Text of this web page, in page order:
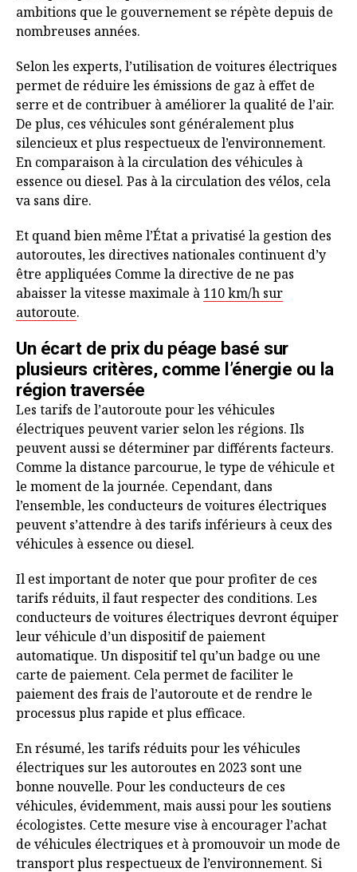
ambitions que le gouvernement se répète depuis de
nombreuses années.
Selon les experts, l’utilisation de voitures électriques
permet de réduire les émissions de gaz à effet de
serre et de contribuer à améliorer la qualité de l’air.
De plus, ces véhicules sont généralement plus
silencieux et plus respectueux de l’environnement.
En comparaison à la circulation des véhicules à
essence ou diesel. Pas à la circulation des vélos, cela
va sans dire.
Et quand bien même l’État a privatisé la gestion des
autoroutes, les directives nationales continuent d’y
être appliquées Comme la directive de ne pas
abaisser la vitesse maximale à 110 km/h sur
autoroute.
Un écart de prix du péage basé sur
plusieurs critères, comme l’énergie ou la
région traversée
Les tarifs de l’autoroute pour les véhicules
électriques peuvent varier selon les régions. Ils
peuvent aussi se déterminer par différents facteurs.
Comme la distance parcourue, le type de véhicule et
le moment de la journée. Cependant, dans
l’ensemble, les conducteurs de voitures électriques
peuvent s’attendre à des tarifs inférieurs à ceux des
véhicules à essence ou diesel.
Il est important de noter que pour profiter de ces
tarifs réduits, il faut respecter des conditions. Les
conducteurs de voitures électriques devront équiper
leur véhicule d’un dispositif de paiement
automatique. Un dispositif tel qu’un badge ou une
carte de paiement. Cela permet de faciliter le
paiement des frais de l’autoroute et de rendre le
processus plus rapide et plus efficace.
En résumé, les tarifs réduits pour les véhicules
électriques sur les autoroutes en 2023 sont une
bonne nouvelle. Pour les conducteurs de ces
véhicules, évidemment, mais aussi pour les soutiens
écologistes. Cette mesure vise à encourager l’achat
de véhicules électriques et à promouvoir un mode de
transport plus respectueux de l’environnement. Si